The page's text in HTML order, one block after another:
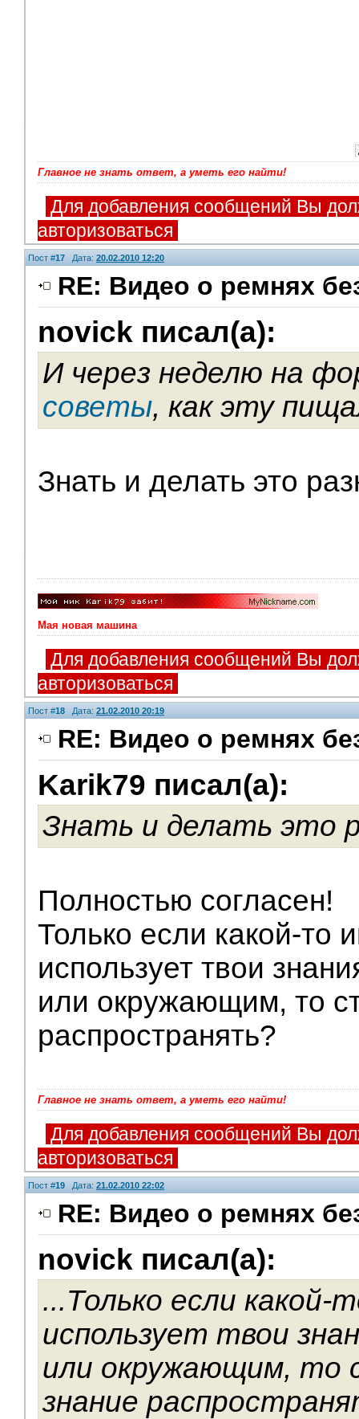
Главное не знать ответ, а уметь его найти!
Для добавления сообщений Вы
авторизоваться
Пост #17 Дата: 20.02.2010 12:20
RE: Видео о ремнях
novick писал(а):
И через неделю на
советы, как эту
Знать и делать это
V.I.P.
Мая новая машина
Для добавления сообщений Вы
авторизоваться
Пост #18 Дата: 21.02.2010 20:19
RE: Видео о ремнях
Karik79 писал(а):
Знать и делать это
Полностью согласен!
Только если какой-то
использует твои
или окружающим, то
распространять?
V.I.P.
Главное не знать ответ, а уметь его найти!
Для добавления сообщений Вы
авторизоваться
Пост #19 Дата: 21.02.2010 22:02
RE: Видео о ремнях
novick писал(а):
...Только если какой-
использует твои
или окружающим, то
знание